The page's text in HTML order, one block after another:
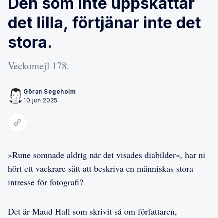
det lilla, förtjänar inte det
stora.
Veckomejl 178.
Göran Segeholm
10 jun 2025
Kopiera länk
»Rune somnade aldrig när det visades diabilder«, har ni
hört ett vackrare sätt att beskriva en människas stora
intresse för fotografi?
Det är Maud Hall som skrivit så om författaren,